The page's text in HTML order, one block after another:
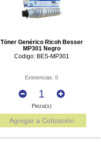
Tóner Genérico Ricoh Besser
MP301 Negro
Codigo: BES-MP301
Existencias: 0
Pieza(s)
Agregar a Cotización